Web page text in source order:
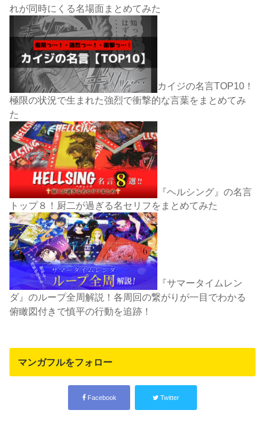
れが同時にくる名場面まとめてみた
カイジの名言TOP10！
極限の状況で生まれた強烈で衝撃的な言葉をまとめてみ
た
『ヘルシング』の名言
トップ８！厨二が過ぎる名セリフをまとめてみた
『サマータイムレン
ダ』のループ全周解説！各周回の繋がりが一目でわかる
俯瞰図付きで慎平の行動を追跡！
マンガフルをフォロー
Facebook Twitter